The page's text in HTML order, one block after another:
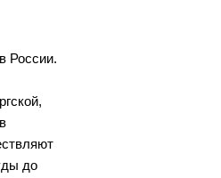
России.
до